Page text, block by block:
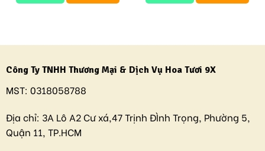
Công Ty TNHH Thương Mại & Dịch Vụ Hoa Tươi 9X
MST: 0318058788
Địa chỉ: 3A Lô A2 Cư xá,47 Trịnh ĐÌnh Trọng, Phường 5,
Quận 11, TP.HCM